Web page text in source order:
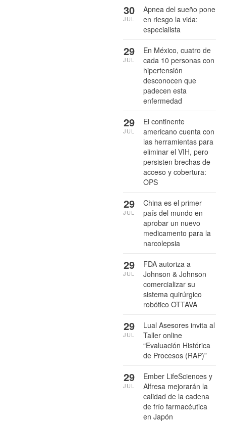
Apnea del sueño pone
en riesgo la vida:
especialista
30
JUL
En México, cuatro de
cada 10 personas con
hipertensión
desconocen que
padecen esta
enfermedad
29
JUL
El continente
americano cuenta con
las herramientas para
eliminar el VIH, pero
persisten brechas de
acceso y cobertura:
OPS
29
JUL
China es el primer
país del mundo en
aprobar un nuevo
medicamento para la
narcolepsia
29
JUL
FDA autoriza a
Johnson & Johnson
comercializar su
sistema quirúrgico
robótico OTTAVA
29
JUL
Lual Asesores invita al
Taller online
“Evaluación Histórica
de Procesos (RAP)”
29
JUL
Ember LifeSciences y
Alfresa mejorarán la
calidad de la cadena
de frío farmacéutica
en Japón
29
JUL